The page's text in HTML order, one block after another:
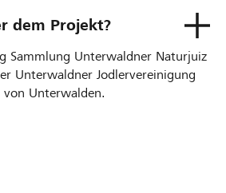
dem Projekt?
Sammlung Unterwaldner Naturjuiz
Unterwaldner Jodlervereinigung
Unterwalden.